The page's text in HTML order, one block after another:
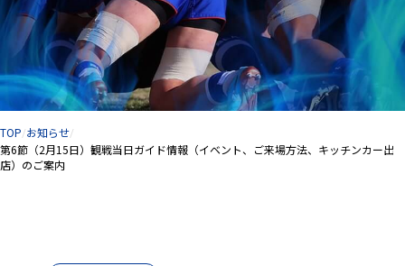
サイト内の現在地
TOP お知らせ
第6節（2月15日）観戦当日ガイド情報（イベント、ご来場方法、キッチンカー出
店）のご案内